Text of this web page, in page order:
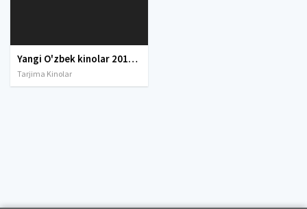
Yangi O'zbek kinolar 2010-2011-2012-2013-2014-2015-2016-2017-2018-2019-2020-2021-2022-2023-2024-2025 O'zbek tilida Uzbek tarjima Full HD
Tarjima Kinolar